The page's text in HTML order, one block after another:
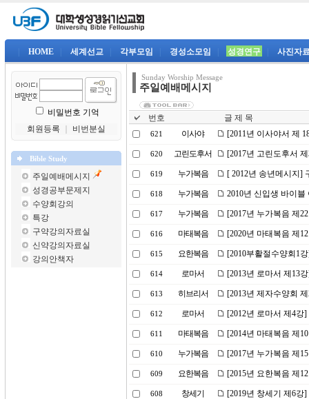
HOME 세계선교 각부모임 경성소모임 성경연구 사진자
비밀번호 기억
회원등록
비번분실
Bible Study
주일예배메시지
성경공부문제지
수양회강의
특강
구약강의자료실
신약강의자료실
강의안책자
Sunday Worship Message
주일예배메시지
번호 글 제 목
621 이사야 [2011년 이사야서 제
620 고린도후서 [2017년 고린도후서
619 누가복음 [ 2012년 송년메시지]
618 누가복음 2010년 신입생 바이블
617 누가복음 [2017년 누가복음 제
616 마태복음 [2020년 마태복음 제
615 요한복음 [2010부활절수양회1
614 로마서 [2013년 로마서 제13
613 히브리서 [2013년 제자수양회
612 로마서 [2012년 로마서 제4강
611 마태복음 [2014년 마태복음 제
610 누가복음 [2017년 누가복음 제
609 요한복음 [2015년 요한복음 제
608 창세기 [2019년 창세기 제6강